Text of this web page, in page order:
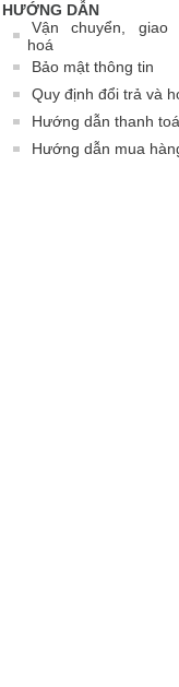
HƯỚNG DẪN
Vận chuyển, giao
hoá
Bảo mật thông tin
Quy định đổi trả và
Hướng dẫn thanh
Hướng dẫn mua